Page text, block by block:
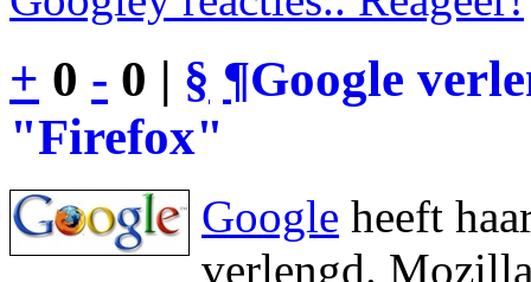
+ 0 - 0 | § ¶Google
"Firefox"
Google heeft
verlengd.